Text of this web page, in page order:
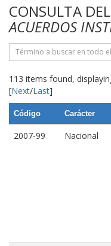
CONSULTA
ACUERDOS
113 items found,
[Next/Last]
Código Carácter
2007-99 Nacional